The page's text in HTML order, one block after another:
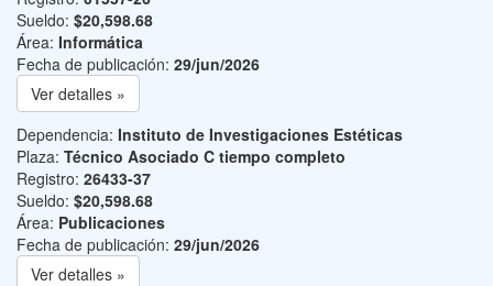
Sueldo: $20,598.68
Área: Informática
Fecha de publicación: 29/jun/2026
Ver detalles »
Dependencia: Instituto de Investigaciones Estéticas
Plaza: Técnico Asociado C tiempo completo
Registro: 26433-37
Sueldo: $20,598.68
Área: Publicaciones
Fecha de publicación: 29/jun/2026
Ver detalles »